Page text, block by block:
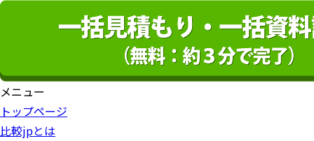
メニュー
トップページ
比較jpとは